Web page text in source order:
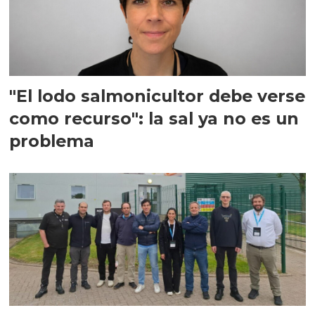
"El lodo salmonicultor debe verse
como recurso": la sal ya no es un
problema